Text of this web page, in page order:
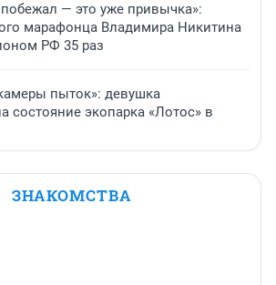
— это уже привычка»:
марафонца Владимира Никитина
РФ 35 раз
пыток»: девушка
состояние экопарка «Лотос» в
ЗНАКОМСТВА